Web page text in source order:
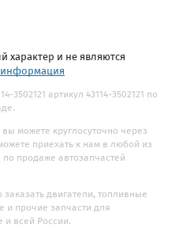
характер и не являются
артикул 43114-3502121 по
можете круглосуточно через
приехать к нам в любой из
продаже автозапчастей
двигатели, топливные
и прочие запчасти для
и всей России.